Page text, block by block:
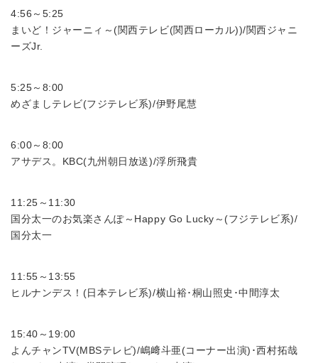
4:56～5:25
まいど！ジャーニィ～(関西テレビ(関西ローカル))/関西ジャニ
ーズJr.
5:25～8:00
めざましテレビ(フジテレビ系)/伊野尾慧
6:00～8:00
アサデス。KBC(九州朝日放送)/浮所飛貴
11:25～11:30
国分太一のお気楽さんぽ～Happy Go Lucky～(フジテレビ系)/
国分太一
11:55～13:55
ヒルナンデス！(日本テレビ系)/横山裕･桐山照史･中間淳太
15:40～19:00
よんチャンTV(MBSテレビ)/嶋﨑斗亜(コーナー出演)･西村拓哉